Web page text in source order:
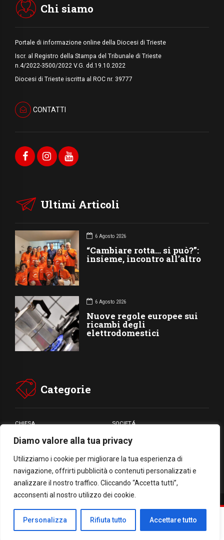
Diamo valore alla tua privacy
Utilizziamo i cookie per migliorare la tua esperienza di
navigazione, offrirti pubblicità o contenuti personalizzati e
analizzare il nostro traffico. Cliccando “Accetta tutti”,
acconsenti al nostro utilizzo dei cookie.
Personalizza Rifiuta tutto Accettare tutto
Chi siamo
Portale di informazione online della Diocesi di Trieste
Iscr. al Registro della Stampa del Tribunale di Trieste
n.4/2022-3500/2022 V.G. dd.19.10.2022
Diocesi di Trieste iscritta al ROC nr. 39777
CONTATTI
Ultimi Articoli
6 Agosto 2026
“Cambiare rotta… si può?”:
insieme, incontro all’altro
6 Agosto 2026
Nuove regole europee sui
ricambi degli
elettrodomestici
Categorie
CHIESA SOCIETÁ
CARITÁ GIUBILEO
CULTURA MEDIA
Facebook
WhatsApp
Threads
Email
Condividi